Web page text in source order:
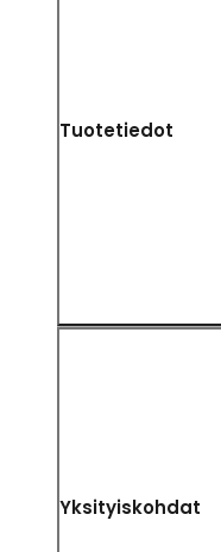
Tuotetiedot
Yksityiskohdat